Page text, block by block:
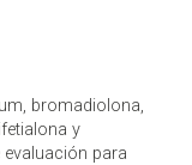
bromadiolona,
y
para